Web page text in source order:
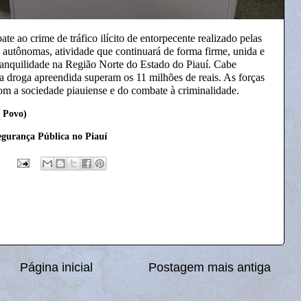
ao crime de tráfico ilícito de entorpecente realizado pelas
atividade que continuará de forma firme, unida e
na Região Norte do Estado do Piauí. Cabe
droga apreendida superam os 11 milhões de reais. As forças
a sociedade piauiense e do combate à criminalidade.
Pública no Piauí
Postagem mais antiga
Página inicial